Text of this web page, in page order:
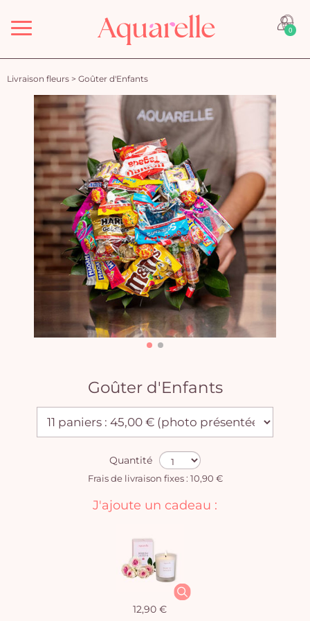
Menu 0
Livraison fleurs > Goûter d'Enfants
Goûter d'Enfants
Quantité
Frais de livraison fixes : 10,90 €
J'ajoute un cadeau :
12,90 €